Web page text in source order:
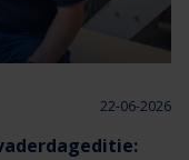
22-06-2026